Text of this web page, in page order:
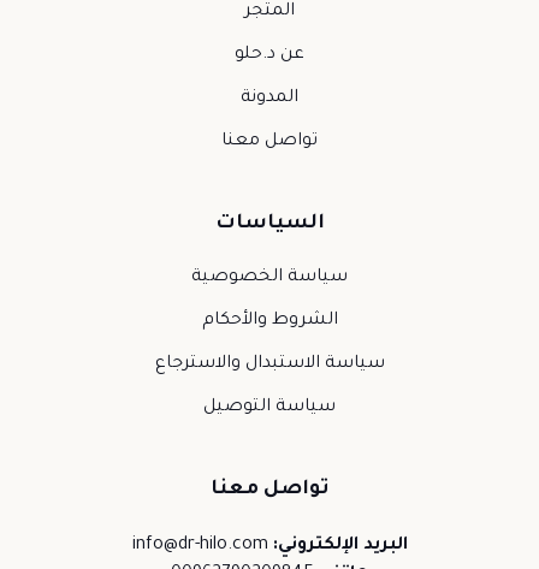
المتجر
عن د.حلو
المدونة
تواصل معنا
السياسات
سياسة الخصوصية
الشروط والأحكام
سياسة الاستبدال والاسترجاع
سياسة التوصيل
تواصل معنا
البريد الإلكتروني: info@dr-hilo.com